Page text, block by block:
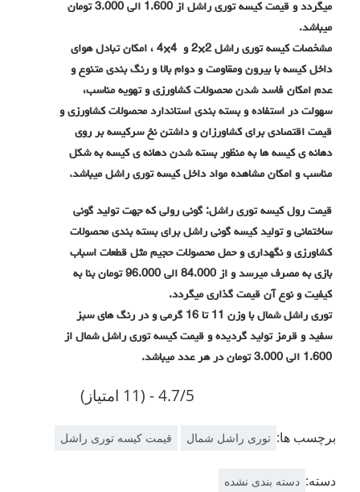
میگردد و قیمت کیسه توری راشل از 1.600 الی 3.000 تومان
میباشد.
مشخصات کیسه توری راشل 2×2 و 4×4 ، امکان تبادل هوای
داخل کیسه با بیرون ومقاومت و دوام بالا و رنگ بندی متنوع و
عدم امکان فاسد شدن محصولات کشاورزی و تهویه مناسب،
سهولت در استفاده و بسته بندی استاندارد محصولات کشاورزی و
قیمت اقتصادی برای کشاورزان و داشتن نخ سرکیسه بر روی
دهانه ی کیسه ها به منظور بسته شدن دهانه ی کیسه به شکل
مناسب و امکان مشاهده مواد داخل کیسه توری راشل میباشد.
قیمت رول کیسه توری راشل: گونی رولی که جهت تولید گونی
ساختمانی و تولید کیسه گونی راشل برای بسته بندی محصولات
کشاورزی و نگهداری و حمل محصولات حجیم مثل قطعات اسباب
بازی به مصرف میرسد و از 84.000 الی 96.000 تومان بنا به
کیفیت و نوع آن قیمت گذاری میگردد.
توری راشل شمال با وزن 11 تا 16 گرمی و در رنگ های سبز
سفید و قرمز تولید گردیده و قیمت کیسه توری راشل شمال از
1.600 الی 3.000 تومان در هر عدد میباشد.
4.7/5 - (11 امتیاز)
برچسب ها: توری راشل شمال قیمت کیسه توری راشل
دسته: دسته بندی نشده